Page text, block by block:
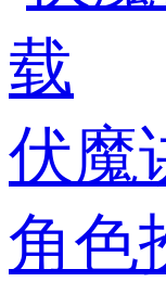
伏魔
角色